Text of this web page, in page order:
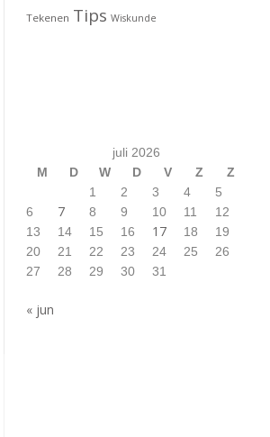
Tekenen Tips Wiskunde
juli 2026
M
D W D V Z
Z
1
2 3 4
5
6
7 8 9 10 11
12
13
14 15 16 17 18
19
20
21 22 23 24 25
26
27
28 29 30 31
« jun